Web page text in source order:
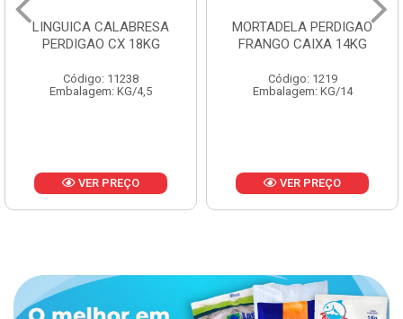
LINGUICA CALABRESA
PERDIGAO CX 18KG
Código: 11238
Embalagem: KG/4,5
VER PREÇO
MORTADELA PERDIGAO
FRANGO CAIXA 14KG
Código: 1219
Embalagem: KG/14
VER PREÇO